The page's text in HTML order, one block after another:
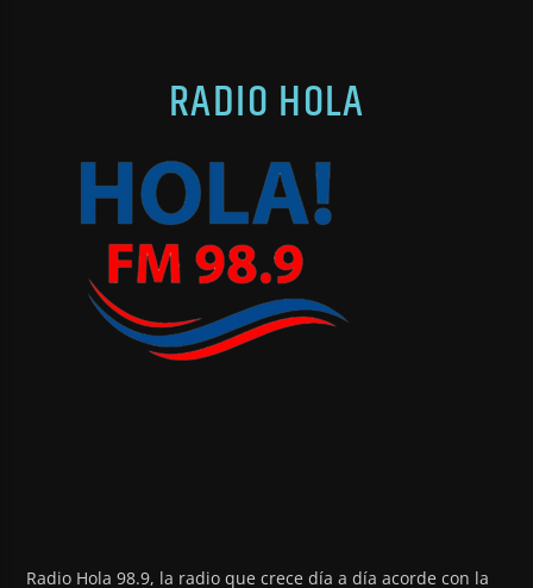
RADIO HOLA
Radio Hola 98.9, la radio que crece día a día acorde con la